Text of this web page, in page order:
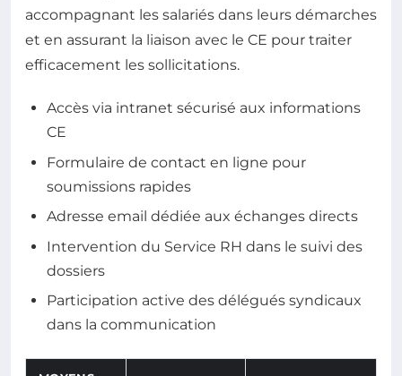
accompagnant les salariés dans leurs démarches
et en assurant la liaison avec le CE pour traiter
efficacement les sollicitations.
Accès via intranet sécurisé aux informations
CE
Formulaire de contact en ligne pour
soumissions rapides
Adresse email dédiée aux échanges directs
Intervention du Service RH dans le suivi des
dossiers
Participation active des délégués syndicaux
dans la communication